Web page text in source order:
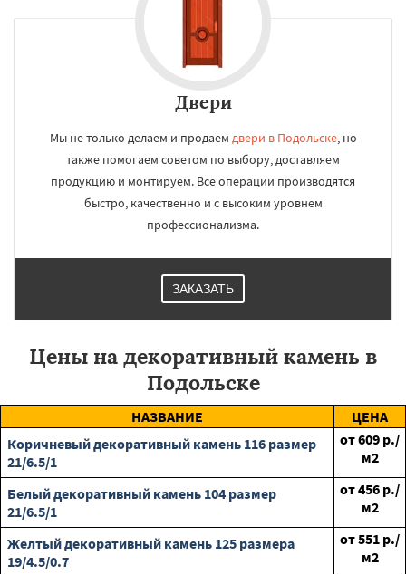
Двери
Мы не только делаем и продаем двери в Подольске, но
также помогаем советом по выбору, доставляем
продукцию и монтируем. Все операции производятся
быстро, качественно и с высоким уровнем
профессионализма.
ЗАКАЗАТЬ
Цены на декоративный камень в
Подольске
НАЗВАНИЕ
ЦЕНА
Коричневый декоративный камень 116 размер
21/6.5/1
от609 р./
м2
Белый декоративный камень 104 размер
21/6.5/1
от456 р./
м2
Желтый декоративный камень 125 размера
19/4.5/0.7
от551 р./
м2